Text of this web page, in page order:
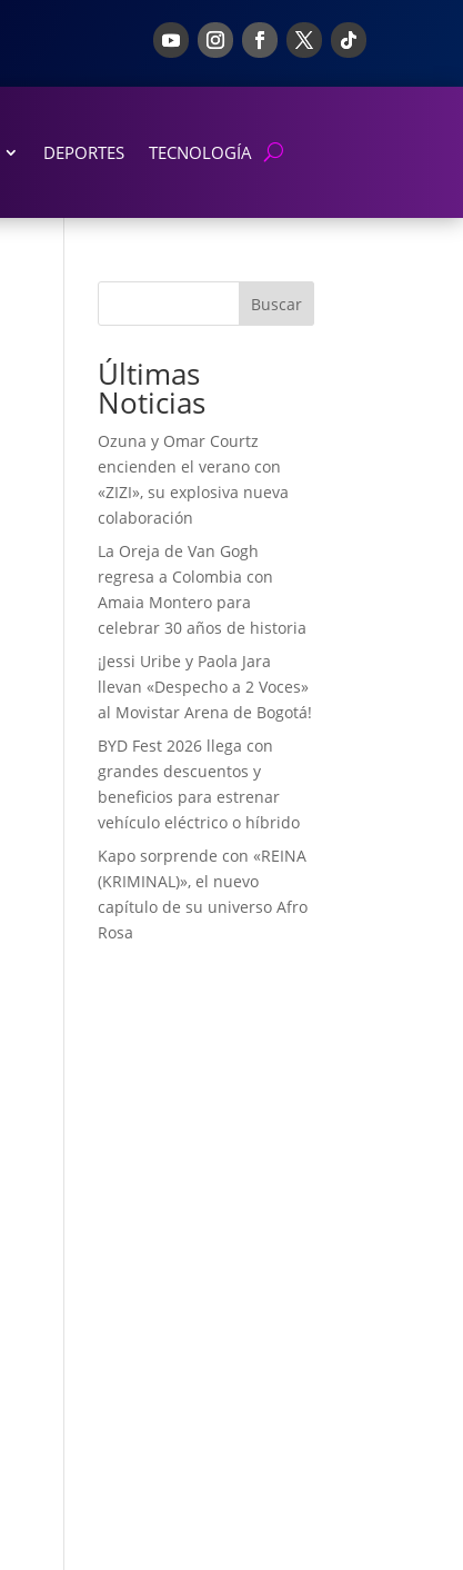
DEPORTES TECNOLOGÍA
Buscar
Últimas
Noticias
Ozuna y Omar Courtz
encienden el verano con
«ZIZI», su explosiva nueva
colaboración
La Oreja de Van Gogh
regresa a Colombia con
Amaia Montero para
celebrar 30 años de historia
¡Jessi Uribe y Paola Jara
llevan «Despecho a 2 Voces»
al Movistar Arena de Bogotá!
BYD Fest 2026 llega con
grandes descuentos y
beneficios para estrenar
vehículo eléctrico o híbrido
Kapo sorprende con «REINA
(KRIMINAL)», el nuevo
capítulo de su universo Afro
Rosa